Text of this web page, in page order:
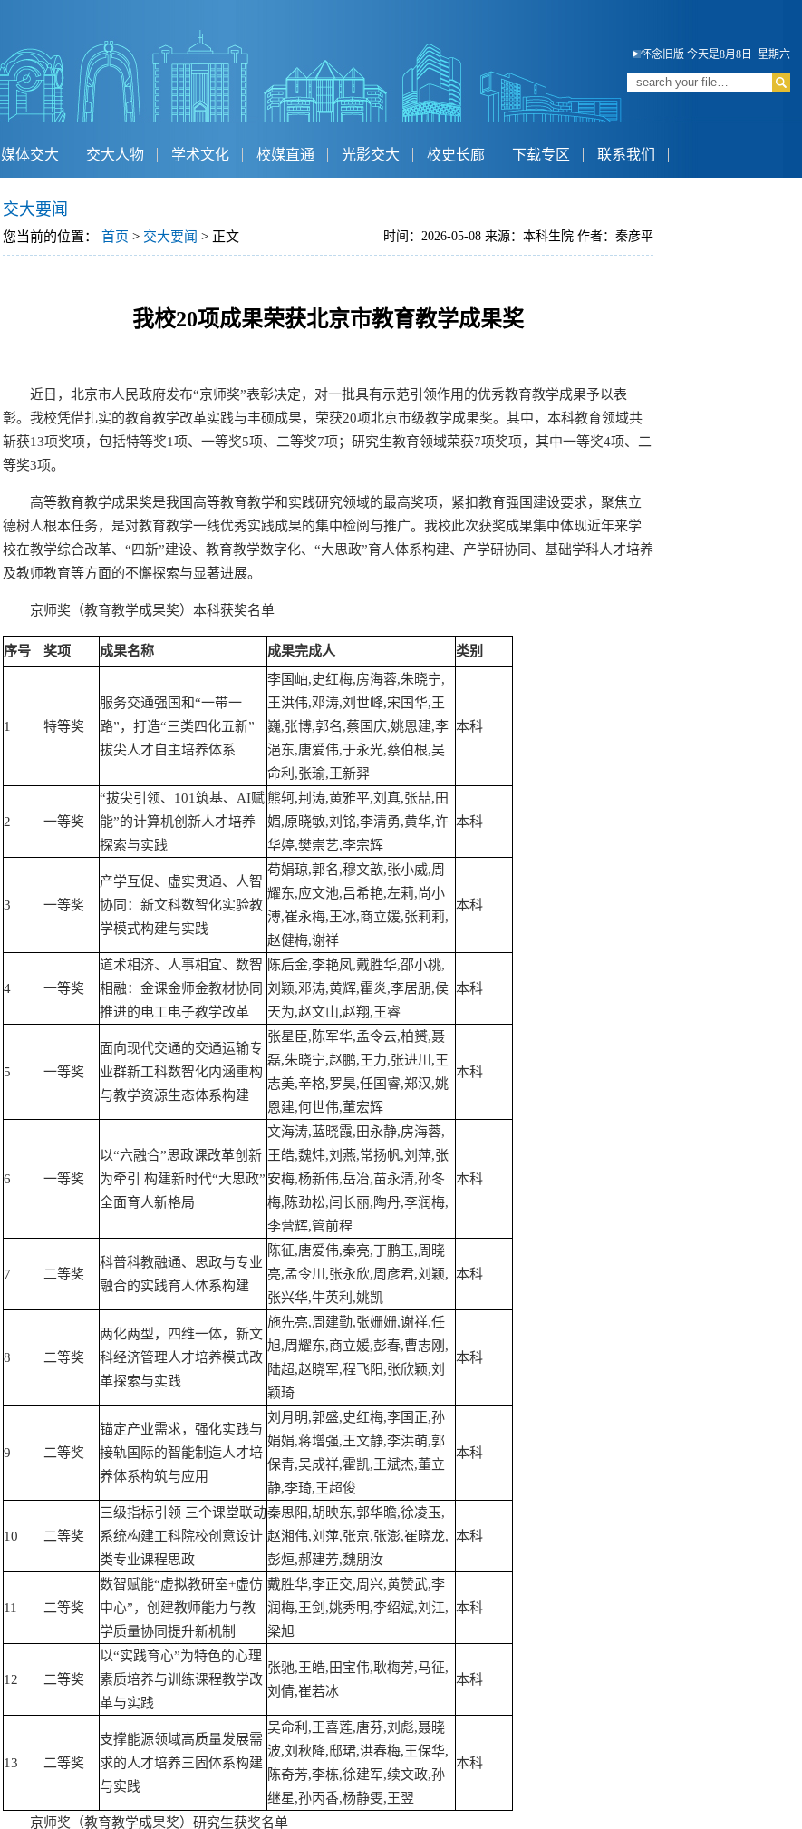
怀念旧版 今天是8月8日 星期六
媒体交大 交大人物 学术文化 校媒直通 光影交大 校史长廊 下载专区 联系我们
交大要闻
您当前的位置： 首页 > 交大要闻 > 正文 时间：2026-05-08 来源：本科生院 作者：秦彦平
我校20项成果荣获北京市教育教学成果奖
近日，北京市人民政府发布“京师奖”表彰决定，对一批具有示范引领作用的优秀教育教学成果予以表
彰。我校凭借扎实的教育教学改革实践与丰硕成果，荣获20项北京市级教学成果奖。其中，本科教育领域共
斩获13项奖项，包括特等奖1项、一等奖5项、二等奖7项；研究生教育领域荣获7项奖项，其中一等奖4项、二
等奖3项。
高等教育教学成果奖是我国高等教育教学和实践研究领域的最高奖项，紧扣教育强国建设要求，聚焦立
德树人根本任务，是对教育教学一线优秀实践成果的集中检阅与推广。我校此次获奖成果集中体现近年来学
校在教学综合改革、“四新”建设、教育教学数字化、“大思政”育人体系构建、产学研协同、基础学科人才培养
及教师教育等方面的不懈探索与显著进展。
京师奖（教育教学成果奖）本科获奖名单
序号 奖项 成果名称 成果完成人 类别
1 特等奖
服务交通强国和“一带一
路”，打造“三类四化五新”
拔尖人才自主培养体系
李国岫,史红梅,房海蓉,朱晓宁,
王洪伟,邓涛,刘世峰,宋国华,王
巍,张博,郭名,蔡国庆,姚恩建,李
浥东,唐爱伟,于永光,蔡伯根,吴
命利,张瑜,王新羿
本科
2 一等奖
“拔尖引领、101筑基、AI赋
能”的计算机创新人才培养
探索与实践
熊轲,荆涛,黄雅平,刘真,张喆,田
媚,原晓敏,刘铭,李清勇,黄华,许
华婷,樊崇艺,李宗辉
本科
3 一等奖
产学互促、虚实贯通、人智
协同：新文科数智化实验教
学模式构建与实践
苟娟琼,郭名,穆文歆,张小威,周
耀东,应文池,吕希艳,左莉,尚小
溥,崔永梅,王冰,商立媛,张莉莉,
赵健梅,谢祥
本科
4 一等奖
道术相济、人事相宜、数智
相融：金课金师金教材协同
推进的电工电子教学改革
陈后金,李艳凤,戴胜华,邵小桃,
刘颖,邓涛,黄辉,霍炎,李居朋,侯
天为,赵文山,赵翔,王睿
本科
5 一等奖
面向现代交通的交通运输专
业群新工科数智化内涵重构
与教学资源生态体系构建
张星臣,陈军华,孟令云,柏赟,聂
磊,朱晓宁,赵鹏,王力,张进川,王
志美,辛格,罗昊,任国睿,郑汉,姚
恩建,何世伟,董宏辉
本科
6 一等奖
以“六融合”思政课改革创新
为牵引 构建新时代“大思政”
全面育人新格局
文海涛,蓝晓霞,田永静,房海蓉,
王皓,魏炜,刘燕,常扬帆,刘萍,张
安梅,杨新伟,岳冶,苗永清,孙冬
梅,陈劲松,闫长丽,陶丹,李润梅,
李营辉,管前程
本科
7 二等奖
科普科教融通、思政与专业
融合的实践育人体系构建
陈征,唐爱伟,秦亮,丁鹏玉,周晓
亮,孟令川,张永欣,周彦君,刘颖,
张兴华,牛英利,姚凯
本科
8 二等奖
两化两型，四维一体，新文
科经济管理人才培养模式改
革探索与实践
施先亮,周建勤,张姗姗,谢祥,任
旭,周耀东,商立媛,彭春,曹志刚,
陆超,赵晓军,程飞阳,张欣颖,刘
颖琦
本科
9 二等奖
锚定产业需求，强化实践与
接轨国际的智能制造人才培
养体系构筑与应用
刘月明,郭盛,史红梅,李国正,孙
娟娟,蒋增强,王文静,李洪萌,郭
保青,吴成祥,霍凯,王斌杰,董立
静,李琦,王超俊
本科
10 二等奖
三级指标引领 三个课堂联动
系统构建工科院校创意设计
类专业课程思政
秦思阳,胡映东,郭华瞻,徐凌玉,
赵湘伟,刘萍,张京,张澎,崔晓龙,
彭烜,郝建芳,魏朋汝
本科
11 二等奖
数智赋能“虚拟教研室+虚仿
中心”，创建教师能力与教
学质量协同提升新机制
戴胜华,李正交,周兴,黄赞武,李
润梅,王剑,姚秀明,李绍斌,刘江,
梁旭
本科
12 二等奖
以“实践育心”为特色的心理
素质培养与训练课程教学改
革与实践
张驰,王皓,田宝伟,耿梅芳,马征,
刘倩,崔若冰
本科
13 二等奖
支撑能源领域高质量发展需
求的人才培养三固体系构建
与实践
吴命利,王喜莲,唐芬,刘彪,聂晓
波,刘秋降,邸珺,洪春梅,王保华,
陈奇芳,李栋,徐建军,续文政,孙
继星,孙丙香,杨静雯,王翌
本科
京师奖（教育教学成果奖）研究生获奖名单